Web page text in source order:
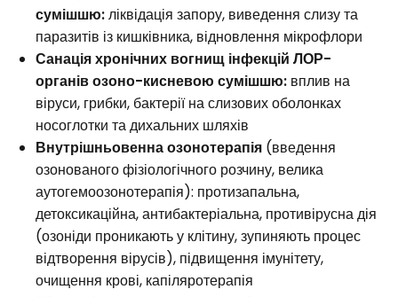
сумішшю:ліквідація запору, виведення слизу та
паразитів із кишківника, відновлення мікрофлори
Санація хронічних вогнищ інфекцій ЛОР-
органів озоно-кисневою сумішшю: вплив на
віруси, грибки, бактерії на слизових оболонках
носоглотки та дихальних шляхів
Внутрішньовенна озонотерапія (введення
озонованого фізіологічного розчину, велика
аутогемоозонотерапія): протизапальна,
детоксикаційна, антибактеріальна, противірусна дія
(озоніди проникають у клітину, зупиняють процес
відтворення вірусів), підвищення імунітету,
очищення крові, капіляротерапія